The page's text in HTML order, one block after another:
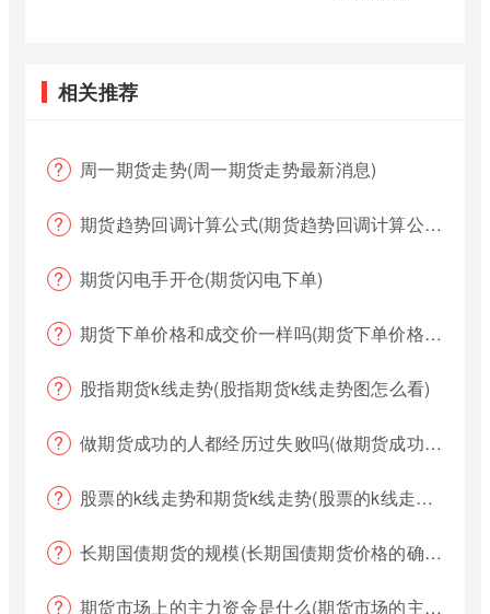
相关推荐
周一期货走势(周一期货走势最新消息)
期货趋势回调计算公式(期货趋势回调计算公式是什么)
期货闪电手开仓(期货闪电下单)
期货下单价格和成交价一样吗(期货下单价格哪个好?)
股指期货k线走势(股指期货k线走势图怎么看)
做期货成功的人都经历过失败吗(做期货成功的人都经历过失败吗为什么)
股票的k线走势和期货k线走势(股票的k线走势和期货k线走势一样吗)
长期国债期货的规模(长期国债期货价格的确定)
期货市场上的主力资金是什么(期货市场的主力资金都是什么样的)